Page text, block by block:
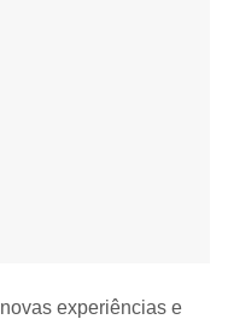
experiências e